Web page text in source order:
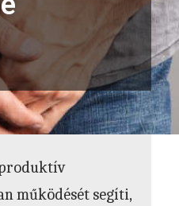
működését segíti,